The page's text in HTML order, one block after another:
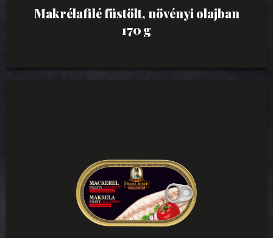
Makrélafilé füstölt, növényi olajban
170 g